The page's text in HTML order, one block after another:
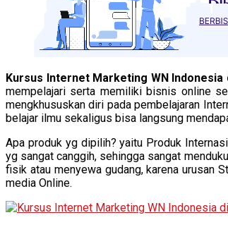
Kursus Internet Marketing WN Indonesia
mempelajari serta memiliki bisnis online
mengkhususkan diri pada pembelajaran
belajar ilmu sekaligus bisa langsung
Apa produk yg dipilih? yaitu Produk
yg sangat canggih, sehingga sangat
fisik atau menyewa gudang, karena urusan
media Online.